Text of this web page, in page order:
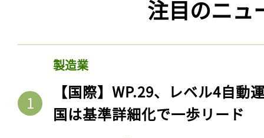
注目のニュ
製造業
【国際】WP.29、レベル4自動
国は基準詳細化で一歩リード